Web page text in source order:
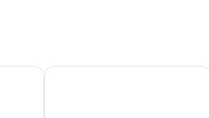
Anantara Ubud Bali Resort